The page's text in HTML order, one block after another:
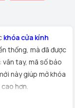
khóa cửa kính
thống, mà đã được
tay, mã số bảo
này giúp mở khóa
hơn.